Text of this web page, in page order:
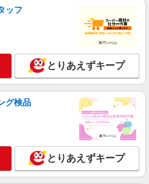
したい方必見！未経験でも日収
看護助手
円〜2312円 ＜日払い有/週払い有/交
ソリン代含む)＞
詳細を見る
ッフ
とりあえずキープ
グ検品
とりあえずキープ